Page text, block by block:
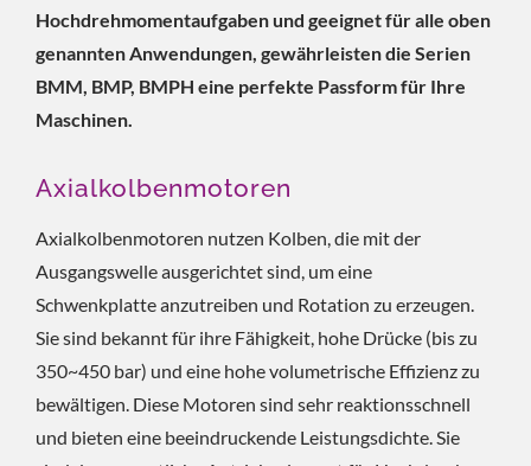
Hochdrehmomentaufgaben und geeignet für alle oben
genannten Anwendungen, gewährleisten die Serien
BMM, BMP, BMPH eine perfekte Passform für Ihre
Maschinen.
Axialkolbenmotoren
Axialkolbenmotoren nutzen Kolben, die mit der
Ausgangswelle ausgerichtet sind, um eine
Schwenkplatte anzutreiben und Rotation zu erzeugen.
Sie sind bekannt für ihre Fähigkeit, hohe Drücke (bis zu
350~450 bar) und eine hohe volumetrische Effizienz zu
bewältigen. Diese Motoren sind sehr reaktionsschnell
und bieten eine beeindruckende Leistungsdichte. Sie